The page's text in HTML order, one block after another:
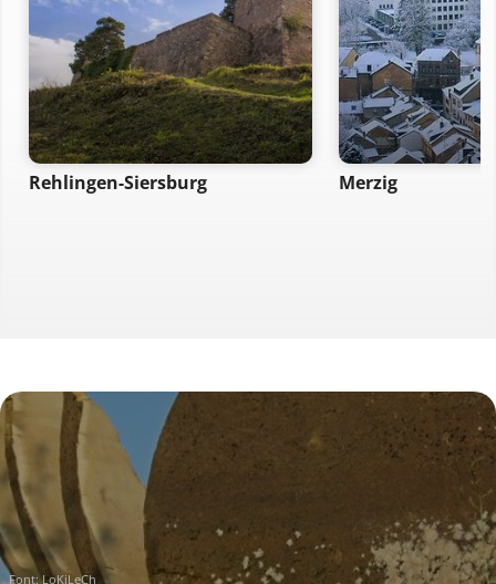
Rehlingen-Siersburg Merzig
Font:LoKiLeCh